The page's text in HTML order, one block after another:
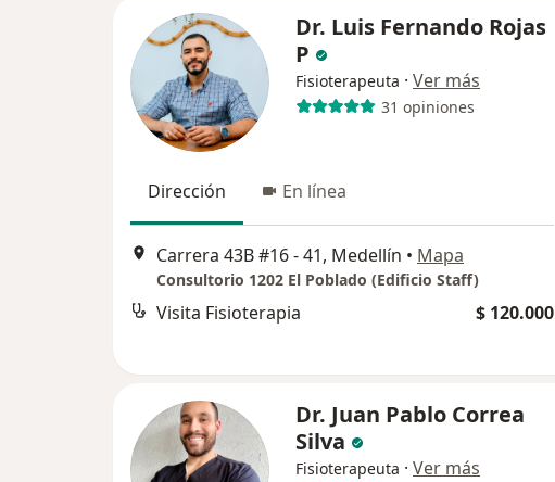
Dr. Luis Fernando Rojas
P
Fisioterapeuta · Ver más
31 opiniones
Dirección En línea
Carrera 43B #16 - 41, Medellín • Mapa
Consultorio 1202 El Poblado (Edificio Staff)
Visita Fisioterapia $ 120.000
Dr. Juan Pablo Correa
Silva
Fisioterapeuta · Ver más